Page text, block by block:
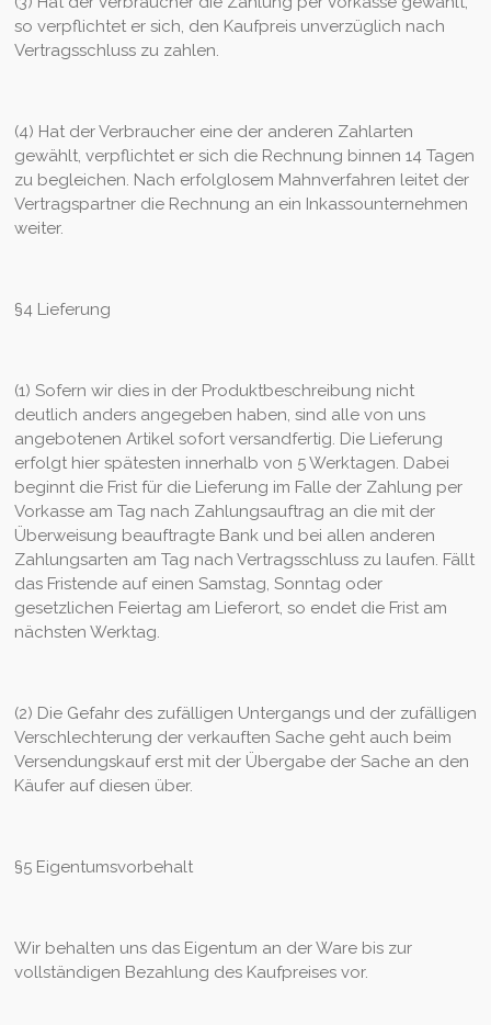
so verpflichtet er sich, den Kaufpreis unverzüglich nach
Vertragsschluss zu zahlen.
(4) Hat der Verbraucher eine der anderen Zahlarten
gewählt, verpflichtet er sich die Rechnung binnen 14 Tagen
zu begleichen. Nach erfolglosem Mahnverfahren leitet der
Vertragspartner die Rechnung an ein Inkassounternehmen
weiter.
§4 Lieferung
(1) Sofern wir dies in der Produktbeschreibung nicht
deutlich anders angegeben haben, sind alle von uns
angebotenen Artikel sofort versandfertig. Die Lieferung
erfolgt hier spätesten innerhalb von 5 Werktagen. Dabei
beginnt die Frist für die Lieferung im Falle der Zahlung per
Vorkasse am Tag nach Zahlungsauftrag an die mit der
Überweisung beauftragte Bank und bei allen anderen
Zahlungsarten am Tag nach Vertragsschluss zu laufen. Fällt
das Fristende auf einen Samstag, Sonntag oder
gesetzlichen Feiertag am Lieferort, so endet die Frist am
nächsten Werktag.
(2) Die Gefahr des zufälligen Untergangs und der zufälligen
Verschlechterung der verkauften Sache geht auch beim
Versendungskauf erst mit der Übergabe der Sache an den
Käufer auf diesen über.
§5 Eigentumsvorbehalt
Wir behalten uns das Eigentum an der Ware bis zur
vollständigen Bezahlung des Kaufpreises vor.